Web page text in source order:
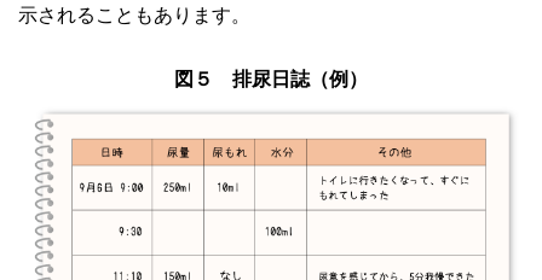
示されることもあります。
図５ 排尿日誌（例）